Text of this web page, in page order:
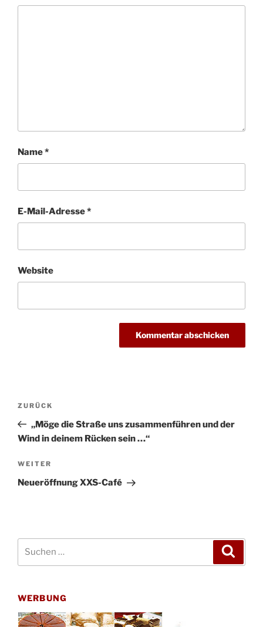
Name*
E-Mail-Adresse*
Website
Beitragsnavigation
Vorheriger
Beitrag
ZURÜCK
„Möge die Straße uns zusammenführen und der
Wind in deinem Rücken sein …“
Nächster
Beitrag
WEITER
Neueröffnung XXS-Café
WERBUNG